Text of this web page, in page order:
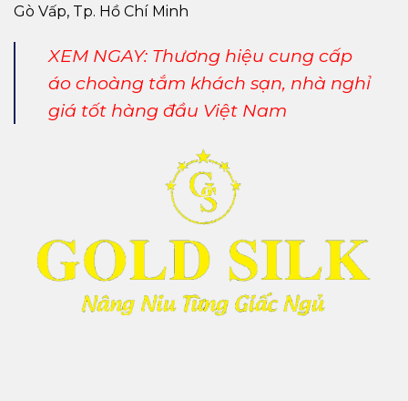
Gò Vấp, Tp. Hồ Chí Minh
XEM NGAY: Thương hiệu cung cấp
áo choàng tắm khách sạn, nhà nghỉ
giá tốt hàng đầu Việt Nam